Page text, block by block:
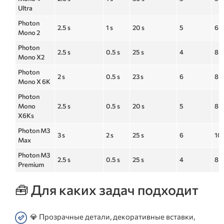
Ultra
Photon
Mono 2
2.5 s 1 s 20 s 5 6
Photon
Mono X2
2.5 s 0.5 s 25 s 4 8
Photon
Mono X 6K
2 s 0.5 s 23 s 6 8
Photon
Mono
X6Ks
2.5 s 0.5 s 20 s 5 8
Photon M3
Max
3 s 2 s 25 s 6 10
Photon M3
Premium
2.5 s 0.5 s 25 s 4 8
🧰 Для каких задач подходит
💎 Прозрачные детали, декоративные вставки,